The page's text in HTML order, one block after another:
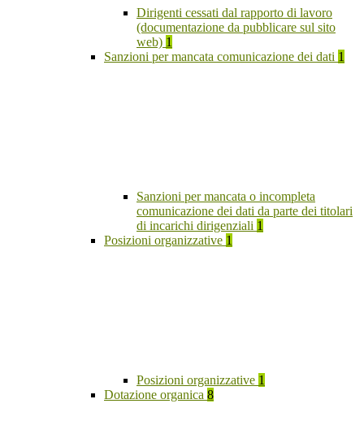
Dirigenti cessati dal rapporto di lavoro
(documentazione da pubblicare sul sito
web) 1
Sanzioni per mancata comunicazione dei dati 1
Sanzioni per mancata o incompleta
comunicazione dei dati da parte dei titolari
di incarichi dirigenziali 1
Posizioni organizzative 1
Posizioni organizzative 1
Dotazione organica 8